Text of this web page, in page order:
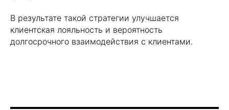
В результате такой стратегии улучшается
клиентская лояльность и вероятность
долгосрочного взаимодействия с клиентами.